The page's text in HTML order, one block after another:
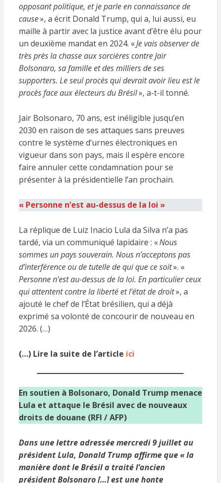
opposant politique, et je parle en connaissance de
cause», a écrit Donald Trump, qui a, lui aussi, eu
maille à partir avec la justice avant d’être élu pour
un deuxième mandat en 2024. «Je vais observer de
très près la chasse aux sorcières contre Jair
Bolsonaro, sa famille et des milliers de ses
supporters. Le seul procès qui devrait avoir lieu est le
procès face aux électeurs du Brésil», a-t-il tonné.
Jair Bolsonaro, 70 ans, est inéligible jusqu’en
2030 en raison de ses attaques sans preuves
contre le système d’urnes électroniques en
vigueur dans son pays, mais il espère encore
faire annuler cette condamnation pour se
présenter à la présidentielle l’an prochain.
« Personne n’est au-dessus de la loi »
La réplique de Luiz Inacio Lula da Silva n’a pas
tardé, via un communiqué lapidaire : «Nous
sommes un pays souverain. Nous n’acceptons pas
d’interférence ou de tutelle de qui que ce soit». «
Personne n’est au-dessus de la loi. En particulier ceux
qui attentent contre la liberté et l’état de droit», a
ajouté le chef de l’État brésilien, qui a déjà
exprimé sa volonté de concourir de nouveau en
2026. (…)
(…) Lire la suite de l’article ici
En soutien à Bolsonaro, Donald Trump menace
Lula et attaque le Brésil avec de nouveaux
droits de douane (RFI / AFP)
Dans une lettre adressée mercredi 9 juillet au
président Lula, Donald Trump affirme que «la
manière dont le Brésil a traité l’ancien
président Bolsonaro[…]est une honte